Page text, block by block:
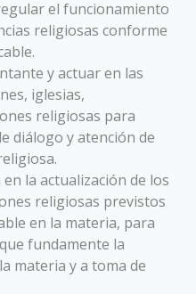
el funcionamiento
religiosas conforme
y actuar en las
iglesias,
religiosas para
diálogo y atención de
la actualización de los
religiosas previstos
en la materia, para
fundamente la
materia y a toma de